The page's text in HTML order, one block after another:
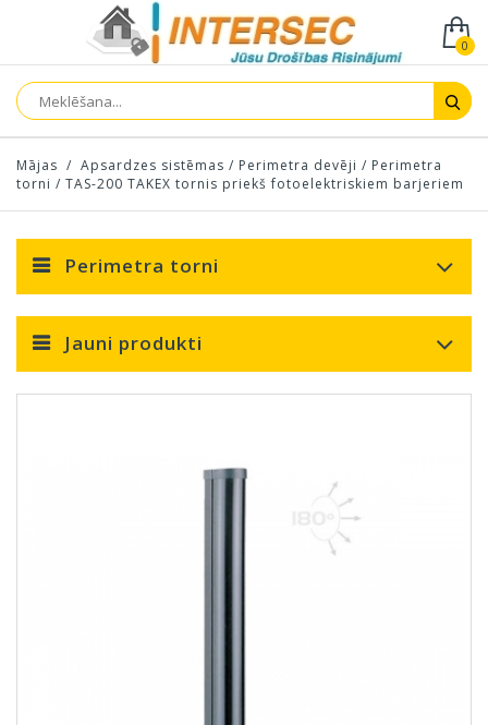
0
Mājas / Apsardzes sistēmas / Perimetra devēji / Perimetra
torni / TAS-200 TAKEX tornis priekš fotoelektriskiem barjeriem
Perimetra torni
Jauni produkti